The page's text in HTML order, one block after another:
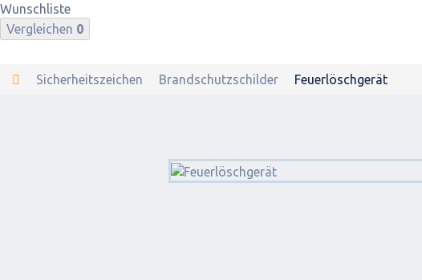
Wunschliste
Vergleichen 0
Sicherheitszeichen Brandschutzschilder Feuerlöschgerät